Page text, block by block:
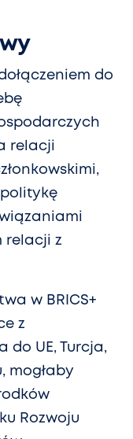
do
relacji
relacji z
w BRICS+
z
UE, Turcja,
mogłaby
Rozwoju